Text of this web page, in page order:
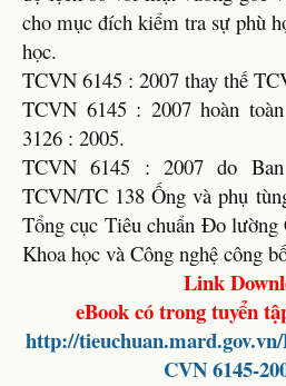
cho mục đích kiểm tra sự phù
học.
TCVN 6145 : 2007 thay thế
TCVN 6145 : 2007 hoàn
3126 : 2005.
TCVN 6145 : 2007 do
TCVN/TC 138 Ống và phụ
Tổng cục Tiêu chuẩn Đo
Khoa học và Công nghệ công
Link
eBook có trong tuyển
http://
CVN 6145-